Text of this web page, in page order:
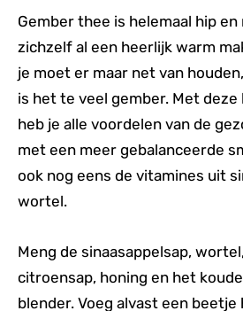
Gember thee is helemaal hip
zichzelf al een heerlijk warm
je moet er maar net van
is het te veel gember. Met
heb je alle voordelen van de
met een meer gebalanceerde
ook nog eens de vitamines uit
wortel.
Meng de sinaasappelsap,
citroensap, honing en het
blender. Voeg alvast een